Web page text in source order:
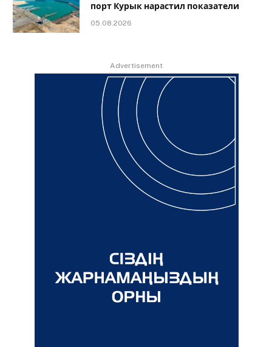
порт Курык нарастил показатели
05.08.2026
Advertisement